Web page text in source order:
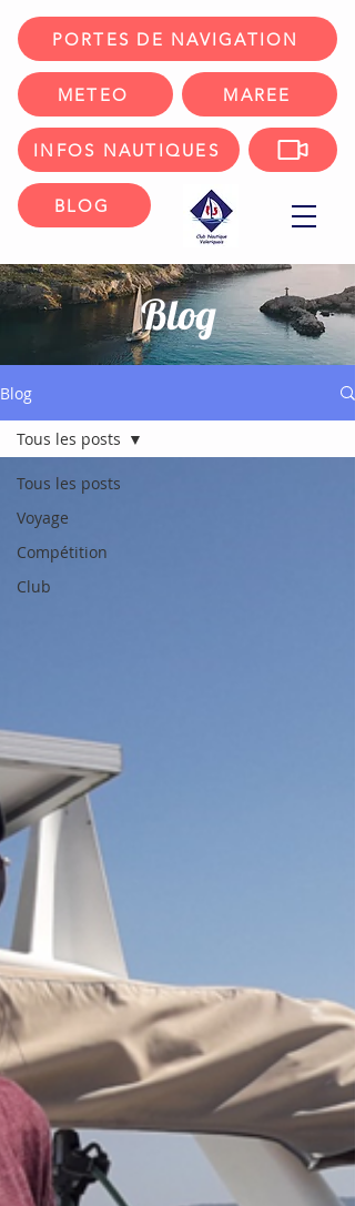
MAREE
PORTES DE NAVIGATION
METEO
INFOS NAUTIQUES
BLOG
Blog
Blog
Tous les posts
Voyage
Compétition
Club
Tous les posts